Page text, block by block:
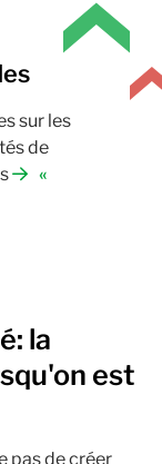
sur les
de
«
la
est
pas de créer